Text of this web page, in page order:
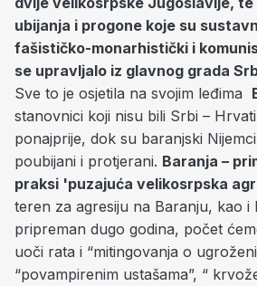
ubijanja i progone koje su
fašističko-monarhistički i
se upravljalo iz glavnog grada
Sve to je osjetila na svojim leđima
stanovnici koji nisu bili Srbi –
ponajprije, dok su baranjski
poubijani i protjerani. Baranja –
praksi 'puzajuća velikosrpska
teren za agresiju na Baranju, kao i
pripreman dugo godina, počet
uoči rata i “mitingovanja o
“povampirenim ustašama”, “